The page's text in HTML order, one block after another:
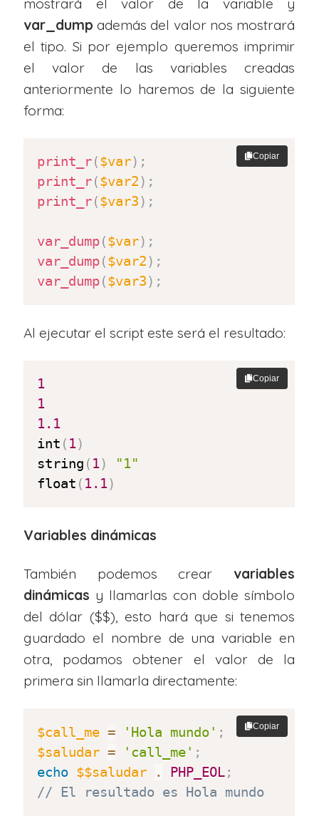
var_dumpademás del valor nos mostrará
el tipo. Si por ejemplo queremos imprimir
el valor de las variables creadas
anteriormente lo haremos de la siguiente
forma:
print_r($var) ;
print_r($var2) ;
print_r($var3) ;
var_dump($var) ;
var_dump($var2) ;
var_dump($var3) ;
Copiar
Al ejecutar el script este será el resultado:
1
1
1.1
int ( 1)
string ( 1)
"1"
float ( 1.1)
Copiar
Variables dinámicas
También podemos crear variables
dinámicas y llamarlas con doble símbolo
del dólar ($$), esto hará que si tenemos
guardado el nombre de una variable en
otra, podamos obtener el valor de la
primera sin llamarla directamente:
$call_me = 'Hola mundo' ;
$saludar = 'call_me' ;
echo $$saludar . PHP_EOL;
// El resultado es Hola mundo
Copiar